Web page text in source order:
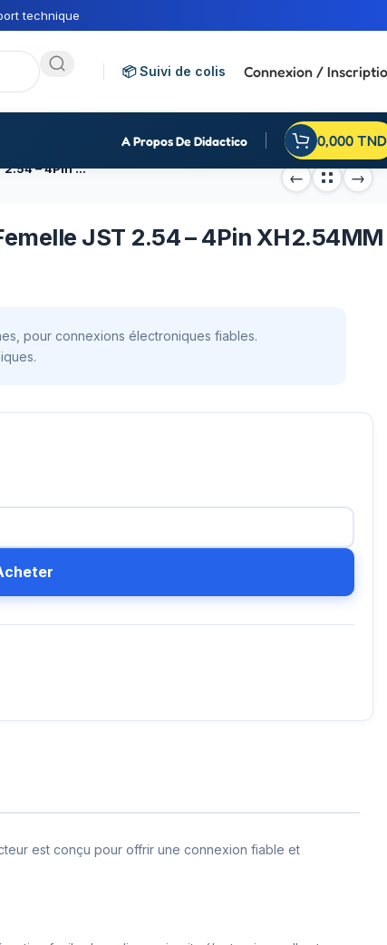
technique
📦 Suivi de colis Connexion /
A Propos De Didactico 0,000 TND
Connecteur d’embase droit Femelle JST 2.54 – 4Pin XH2.54MM
JST 2.54 – 4Pin XH2.54MM
pour connexions électroniques fiables.
est conçu pour offrir une connexion fiable et